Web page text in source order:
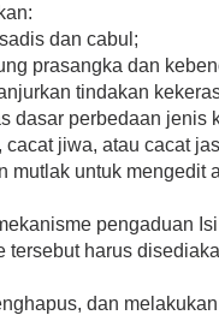
dan cabul;
prasangka dan
tindakan
dasar perbedaan
jiwa, atau cacat
mutlak untuk mengedit
pengaduan
tersebut harus
dan